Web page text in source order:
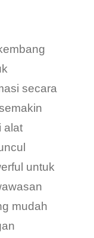
secara
alat
untuk
mudah